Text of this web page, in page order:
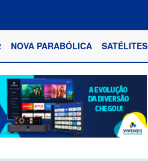
NOVA PARABÓLICA SATÉLITES